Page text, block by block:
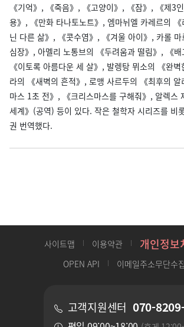
《기억》, 《죽음》, 《고양이》, 《잠》, 《제3
용》, 《만화 타나토노트》, 엠마뉘엘 카레르의
닌 다른 삶》, 《콧수염》, 《겨울 아이》, 카롤 마
심장》, 아멜리 노통브의 《두려움과 떨림》, 《
《이토록 아름다운 세 살》, 발렝탕 뮈소의 《완
라의 《새벽의 흔적》, 로맹 사르두의 《최후의
마스 1초 전》, 《크리스마스를 구해줘》, 알렉스
세계》(공역) 등이 있다. 작은 철학자 시리즈를 비
권 번역했다.
사이트맵 이용약관 개인정보
OPEN API 이메일주소무단수
고객지원센터 070-